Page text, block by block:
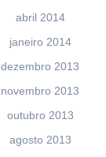
abril 2014
janeiro 2014
dezembro 2013
novembro 2013
outubro 2013
agosto 2013